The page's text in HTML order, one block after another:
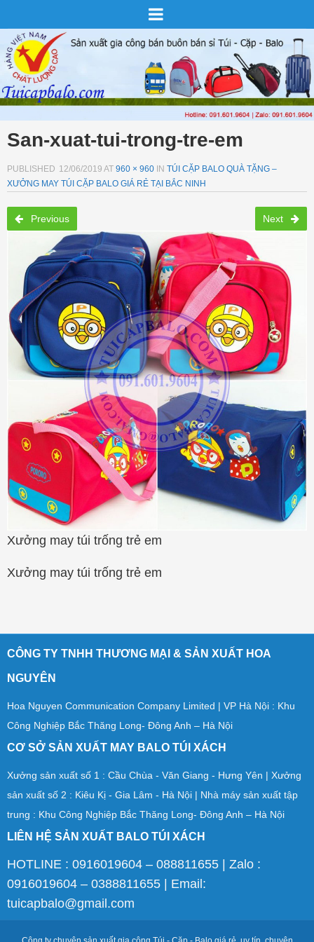
San-xuat-tui-trong-tre-em
PUBLISHED 12/06/2019 AT 960 × 960 IN TÚI CẶP BALO QUÀ TẶNG –
XƯỞNG MAY TÚI CẶP BALO GIÁ RẺ TẠI BẮC NINH
Previous Next
Xưởng may túi trống trẻ em
Xưởng may túi trống trẻ em
CÔNG TY TNHH THƯƠNG MẠI & SẢN XUẤT HOA
NGUYÊN
Hoa Nguyen Communication Company Limited | VP Hà Nội : Khu
Công Nghiệp Bắc Thăng Long- Đông Anh – Hà Nội
CƠ SỞ SẢN XUẤT MAY BALO TÚI XÁCH
Xưởng sản xuất số 1 : Cầu Chùa - Văn Giang - Hưng Yên | Xưởng
sản xuất số 2 : Kiêu Kị - Gia Lâm - Hà Nội | Nhà máy sản xuất tập
trung : Khu Công Nghiệp Bắc Thăng Long- Đông Anh – Hà Nội
LIÊN HỆ SẢN XUẤT BALO TÚI XÁCH
HOTLINE : 0916019604 – 088811655 | Zalo :
0916019604 – 0388811655 | Email:
tuicapbalo@gmail.com